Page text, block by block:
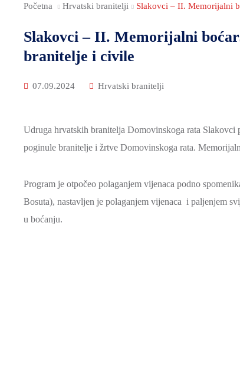
Početna Hrvatski branitelji Slakovci – II. Memorijalni
Slakovci – II. Memorijalni
branitelje i civile
07.09.2024 Hrvatski branitelji
Udruga hrvatskih branitelja Domovinskoga rata
poginule branitelje i žrtve Domovinskoga rata.
Program je otpočeo polaganjem vijenaca podno
Bosuta), nastavljen je polaganjem vijenaca i paljenjem
u boćanju.